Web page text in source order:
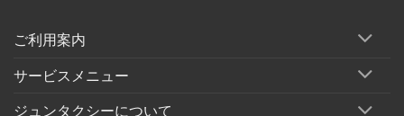
ご利用案内
サービスメニュー
ジュンタクシーについて